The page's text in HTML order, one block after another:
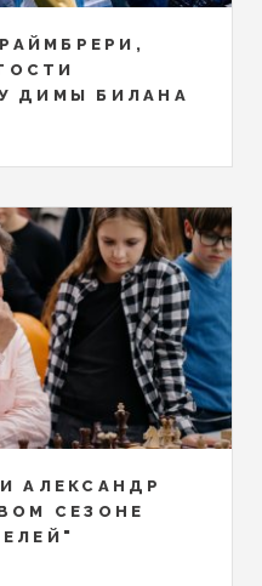
ДИМЫ БИЛАНА
АЛЕКСАНДР
СЕЗОНЕ